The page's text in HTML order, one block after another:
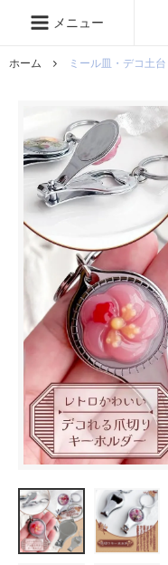
メニュー
ホーム ミール皿・デコ土台